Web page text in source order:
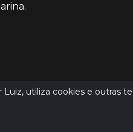
Luiz, utiliza cookies e outras